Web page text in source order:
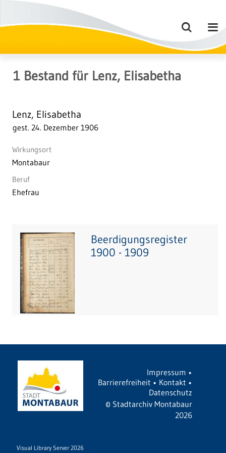
1 Bestand für Lenz, Elisabetha
Lenz, Elisabetha
gest. 24. Dezember 1906
Wirkungsort
Montabaur
Beruf
Ehefrau
Beerdigungsregister
1900 - 1909
Impressum •
Barrierefreiheit • Kontakt •
Datenschutz
© Stadtarchiv Montabaur
2026
Visual Library Server 2026